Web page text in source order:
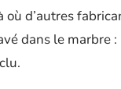
d’autres
dans le